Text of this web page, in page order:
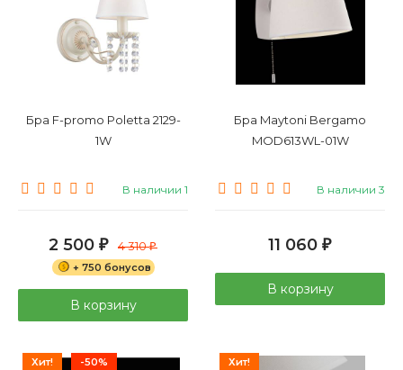
Бра F-promo Poletta 2129-
1W
В наличии 1
2 500 ₽ 4 310₽
+ 750 бонусов
В корзину
Бра Maytoni Bergamo
MOD613WL-01W
В наличии 3
11 060 ₽
В корзину
Хит! -50% Хит!